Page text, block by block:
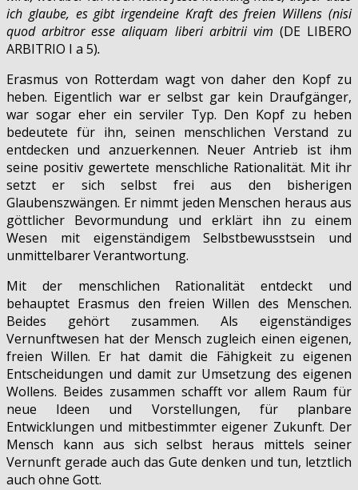
ich glaube, es gibt irgendeine Kraft des freien Willens (nisi
quod arbitror esse aliquam liberi arbitrii vim (DE LIBERO
ARBITRIO I a 5).
Erasmus von Rotterdam wagt von daher den Kopf zu
heben. Eigentlich war er selbst gar kein Draufgänger,
war sogar eher ein serviler Typ. Den Kopf zu heben
bedeutete für ihn, seinen menschlichen Verstand zu
entdecken und anzuerkennen. Neuer Antrieb ist ihm
seine positiv gewertete menschliche Rationalität. Mit ihr
setzt er sich selbst frei aus den bisherigen
Glaubenszwängen. Er nimmt jeden Menschen heraus aus
göttlicher Bevormundung und erklärt ihn zu einem
Wesen mit eigenständigem Selbstbewusstsein und
unmittelbarer Verantwortung.
Mit der menschlichen Rationalität entdeckt und
behauptet Erasmus den freien Willen des Menschen.
Beides gehört zusammen. Als eigenständiges
Vernunftwesen hat der Mensch zugleich einen eigenen,
freien Willen. Er hat damit die Fähigkeit zu eigenen
Entscheidungen und damit zur Umsetzung des eigenen
Wollens. Beides zusammen schafft vor allem Raum für
neue Ideen und Vorstellungen, für planbare
Entwicklungen und mitbestimmter eigener Zukunft. Der
Mensch kann aus sich selbst heraus mittels seiner
Vernunft gerade auch das Gute denken und tun, letztlich
auch ohne Gott.